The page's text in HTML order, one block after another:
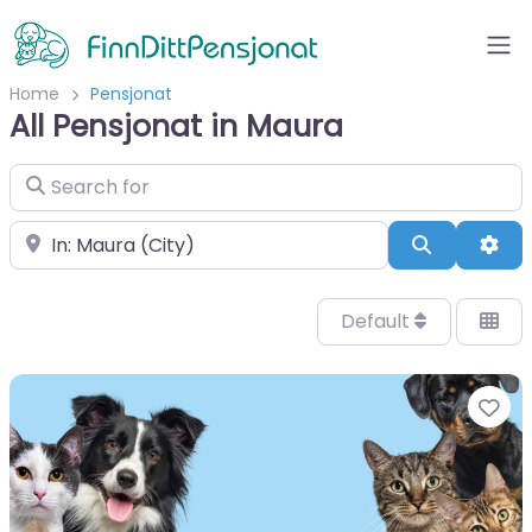
Home Pensjonat
All Pensjonat in Maura
Search for
Velg by/sted Search
Default